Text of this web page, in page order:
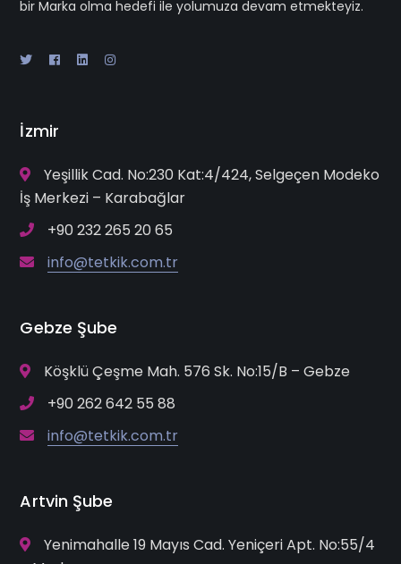
bir Marka olma hedefi ile yolumuza devam etmekteyiz.
İzmir
Yeşillik Cad. No:230 Kat:4/424, Selgeçen Modeko
İş Merkezi – Karabağlar
+90 232 265 20 65
info@tetkik.com.tr
Gebze Şube
Köşklü Çeşme Mah. 576 Sk. No:15/B – Gebze
+90 262 642 55 88
info@tetkik.com.tr
Artvin Şube
Yenimahalle 19 Mayıs Cad. Yeniçeri Apt. No:55/4